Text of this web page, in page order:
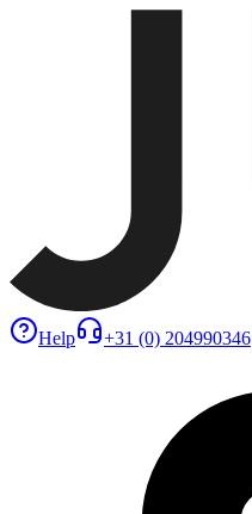
Help +31 (0) 204990346